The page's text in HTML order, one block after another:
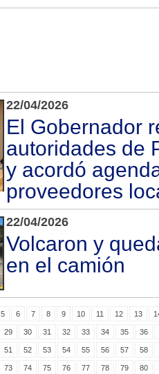
22/04/2026
El Gobernador
autoridades de
y acordó
proveedores
22/04/2026
Volcaron y
en el camión
5 6 7 8 9 10 11 12 13
29 30 31 32 33 34 35 36
51 52 53 54 55 56 57 58
73 74 75 76 77 78 79 80